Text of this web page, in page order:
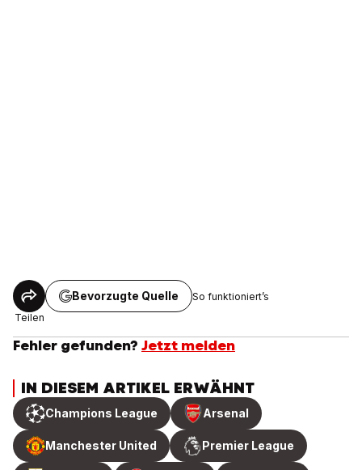
Teilen
Bevorzugte Quelle So funktioniert’s
Fehler gefunden? Jetzt melden
IN DIESEM ARTIKEL ERWÄHNT
Champions League Arsenal
Manchester United Premier League